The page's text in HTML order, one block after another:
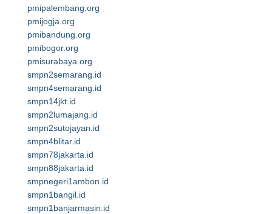
pmipalembang.org
pmijogja.org
pmibandung.org
pmibogor.org
pmisurabaya.org
smpn2semarang.id
smpn4semarang.id
smpn14jkt.id
smpn2lumajang.id
smpn2sutojayan.id
smpn4blitar.id
smpn78jakarta.id
smpn88jakarta.id
smpnegeri1ambon.id
smpn1bangil.id
smpn1banjarmasin.id